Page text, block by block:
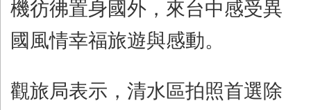
機彷彿置身國外，來台中感受異
國風情幸福旅遊與感動。
觀旅局表示，清水區拍照首選除